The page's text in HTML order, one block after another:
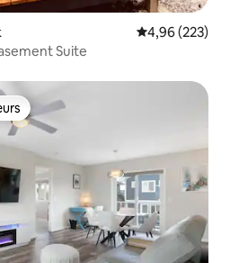
Note
4,96 (223)
Suite
les plus aimés